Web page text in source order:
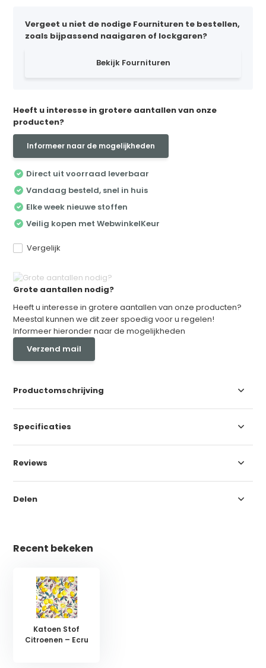
Vergeet u niet de nodige Fournituren te bestellen,
zoals bijpassend naaigaren of lockgaren?
Bekijk Fournituren
Heeft u interesse in grotere aantallen van onze
producten?
Informeer naar de mogelijkheden
Direct uit voorraad leverbaar
Vandaag besteld, snel in huis
Elke week nieuwe stoffen
Veilig kopen met WebwinkelKeur
Vergelijk
Grote aantallen nodig?
Heeft u interesse in grotere aantallen van onze producten?
Meestal kunnen we dit zeer spoedig voor u regelen!
Informeer hieronder naar de mogelijkheden
Verzend mail
Productomschrijving
Specificaties
Reviews
Delen
Recent bekeken
Katoen Stof
Citroenen – Ecru